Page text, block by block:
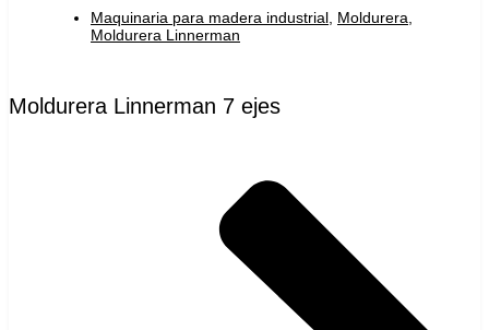
Maquinaria para madera industrial Moldurera
Moldurera Linnerman
Moldurera Linnerman 7 ejes